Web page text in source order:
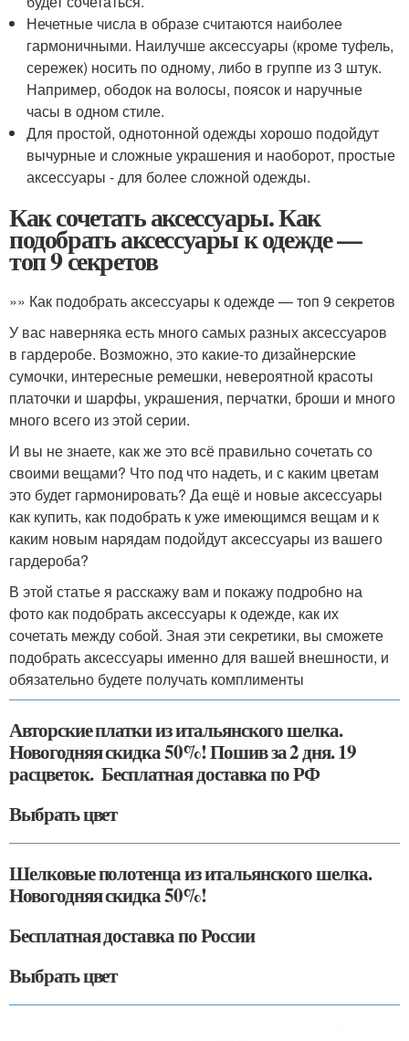
Нечетные числа в образе считаются наиболее
гармоничными. Наилучше аксессуары (кроме туфель,
сережек) носить по одному, либо в группе из 3 штук.
Например, ободок на волосы, поясок и наручные
часы в одном стиле.
Для простой, однотонной одежды хорошо подойдут
вычурные и сложные украшения и наоборот, простые
аксессуары - для более сложной одежды.
Как сочетать аксессуары. Как
подобрать аксессуары к одежде —
топ 9 секретов
»» Как подобрать аксессуары к одежде — топ 9 секретов
У вас наверняка есть много самых разных аксессуаров
в гардеробе. Возможно, это какие-то дизайнерские
сумочки, интересные ремешки, невероятной красоты
платочки и шарфы, украшения, перчатки, броши и много
много всего из этой серии.
И вы не знаете, как же это всё правильно сочетать со
своими вещами? Что под что надеть, и с каким цветам
это будет гармонировать? Да ещё и новые аксессуары
как купить, как подобрать к уже имеющимся вещам и к
каким новым нарядам подойдут аксессуары из вашего
гардероба?
В этой статье я расскажу вам и покажу подробно на
фото как подобрать аксессуары к одежде, как их
сочетать между собой. Зная эти секретики, вы сможете
подобрать аксессуары именно для вашей внешности, и
обязательно будете получать комплименты
Авторские платки из итальянского шелка.
Новогодняя скидка 50%! Пошив за 2 дня. 19
расцветок. Бесплатная доставка по РФ
Выбрать цвет
Шелковые полотенца из итальянского шелка.
Новогодняя скидка 50%!
Бесплатная доставка по России
Выбрать цвет